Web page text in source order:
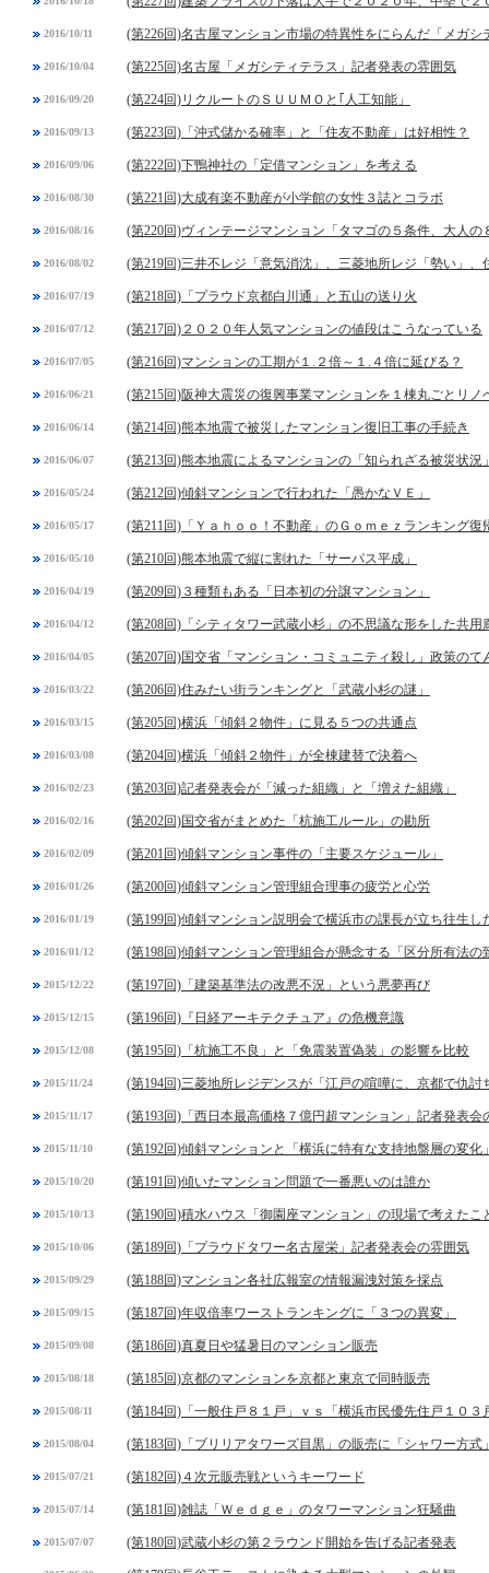
2016/10/11 (第226回)名古屋マンション市場の特異性をにらんだ「メガシ
2016/10/04 (第225回)名古屋「メガシティテラス」記者発表の雰囲気
2016/09/20 (第224回)リクルートのＳＵＵＭＯと｢人工知能」
2016/09/13 (第223回)「沖式儲かる確率」と「住友不動産」は好相性？
2016/09/06 (第222回)下鴨神社の「定借マンション」を考える
2016/08/30 (第221回)大成有楽不動産が小学館の女性３誌とコラボ
2016/08/16 (第220回)ヴィンテージマンション「タマゴの５条件、大人の
2016/08/02 (第219回)三井不レジ「意気消沈」、三菱地所レジ「勢い」、
2016/07/19 (第218回)「プラウド京都白川通」と五山の送り火
2016/07/12 (第217回)２０２０年人気マンションの値段はこうなっている
2016/07/05 (第216回)マンションの工期が１.２倍～１.４倍に延びる？
2016/06/21 (第215回)阪神大震災の復興事業マンションを１棟丸ごとリノ
2016/06/14 (第214回)熊本地震で被災したマンション復旧工事の手続き
2016/06/07 (第213回)熊本地震によるマンションの「知られざる被災状況
2016/05/24 (第212回)傾斜マンションで行われた「愚かなＶＥ」
2016/05/17 (第211回)「Ｙａｈｏｏ！不動産」のＧｏｍｅｚランキング復
2016/05/10 (第210回)熊本地震で縦に割れた「サーパス平成」
2016/04/19 (第209回)３種類もある「日本初の分譲マンション」
2016/04/12 (第208回)「シティタワー武蔵小杉」の不思議な形をした共用
2016/04/05 (第207回)国交省「マンション・コミュニティ殺し」政策のて
2016/03/22 (第206回)住みたい街ランキングと「武蔵小杉の謎」
2016/03/15 (第205回)横浜「傾斜２物件」に見る５つの共通点
2016/03/08 (第204回)横浜「傾斜２物件」が全棟建替で決着へ
2016/02/23 (第203回)記者発表会が「減った組織」と「増えた組織」
2016/02/16 (第202回)国交省がまとめた「杭施工ルール」の勘所
2016/02/09 (第201回)傾斜マンション事件の「主要スケジュール」
2016/01/26 (第200回)傾斜マンション管理組合理事の疲労と心労
2016/01/19 (第199回)傾斜マンション説明会で横浜市の課長が立ち往生し
2016/01/12 (第198回)傾斜マンション管理組合が懸念する「区分所有法の
2015/12/22 (第197回)「建築基準法の改悪不況」という悪夢再び
2015/12/15 (第196回)『日経アーキテクチュア』の危機意識
2015/12/08 (第195回)「杭施工不良」と「免震装置偽装」の影響を比較
2015/11/24 (第194回)三菱地所レジデンスが「江戸の喧嘩に、京都で仇討
2015/11/17 (第193回)「西日本最高価格７億円超マンション」記者発表会
2015/11/10 (第192回)傾斜マンションと「横浜に特有な支持地盤層の変化
2015/10/20 (第191回)傾いたマンション問題で一番悪いのは誰か
2015/10/13 (第190回)積水ハウス「御園座マンション」の現場で考えたこ
2015/10/06 (第189回)「プラウドタワー名古屋栄」記者発表会の雰囲気
2015/09/29 (第188回)マンション各社広報室の情報漏洩対策を採点
2015/09/15 (第187回)年収倍率ワーストランキングに「３つの異変」
2015/09/08 (第186回)真夏日や猛暑日のマンション販売
2015/08/18 (第185回)京都のマンションを京都と東京で同時販売
2015/08/11 (第184回)「一般住戸８１戸」ｖｓ「横浜市民優先住戸１０３
2015/08/04 (第183回)「ブリリアタワーズ目黒」の販売に「シャワー方式
2015/07/21 (第182回)４次元販売戦というキーワード
2015/07/14 (第181回)雑誌「Ｗｅｄｇｅ」のタワーマンション狂騒曲
2015/07/07 (第180回)武蔵小杉の第２ラウンド開始を告げる記者発表